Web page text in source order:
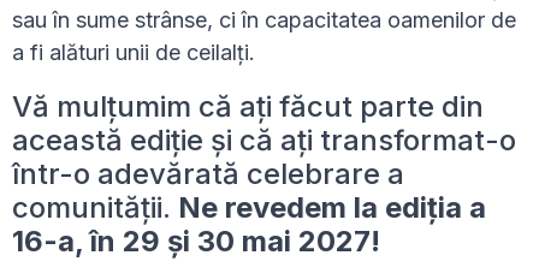
sau în sume strânse, ci în capacitatea oamenilor de
a fi alături unii de ceilalți.
Vă mulțumim că ați făcut parte din
această ediție și că ați transformat-o
într-o adevărată celebrare a
comunității. Ne revedem la ediția a
16-a, în 29 și 30 mai 2027!